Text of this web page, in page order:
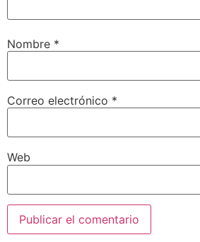
Nombre *
Correo electrónico *
Web